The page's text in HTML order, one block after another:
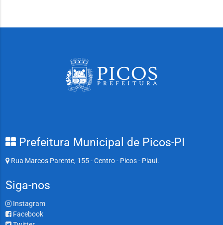
Prefeitura Municipal de Picos-PI
Rua Marcos Parente, 155 - Centro - Picos - Piaui.
Siga-nos
Instagram
Facebook